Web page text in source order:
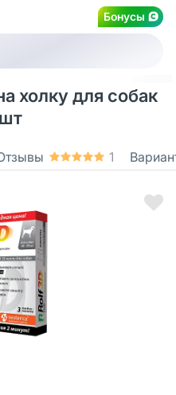
Бонусы
холку для собак
1